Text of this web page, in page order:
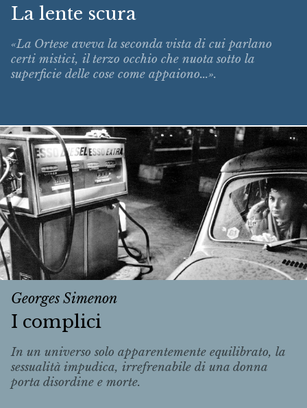
La lente scura
«La Ortese aveva la seconda vista di cui parlano
certi mistici, il terzo occhio che nuota sotto la
superficie delle cose come appaiono...».
Georges Simenon
I complici
In un universo solo apparentemente equilibrato, la
sessualità impudica, irrefrenabile di una donna
porta disordine e morte.